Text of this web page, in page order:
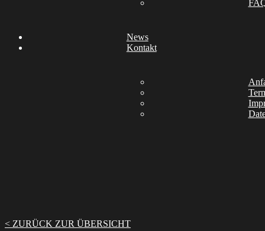
News
Kontakt
< ZURÜCK ZUR ÜBERSICHT